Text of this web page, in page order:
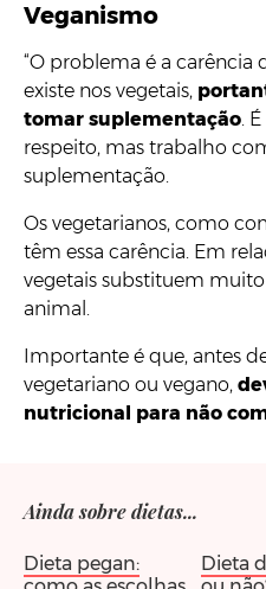
Veganismo
“O problema é a carência
existe nos vegetais,
tomar suplementação.
respeito, mas trabalho
suplementação.
Os vegetarianos, como
têm essa carência. Em
vegetais substituem
animal.
Importante é que, antes
vegetariano ou vegano,
nutricional para não
Ainda sobre dietas...
Dieta pegan:
Dieta